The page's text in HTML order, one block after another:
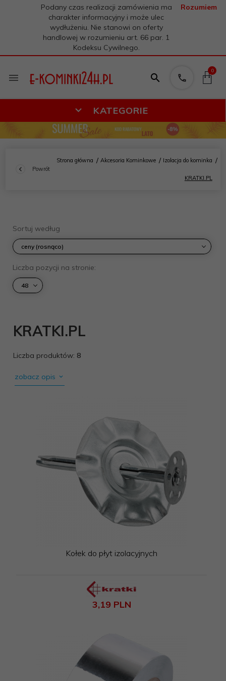
Podany czas realizacji zamówienia ma
charakter informacyjny i może ulec
wydłużeniu. Nie stanowi on oferty
handlowej w rozumieniu art. 66 par. 1
Kodeksu Cywilnego.
Rozumiem
0
KATEGORIE
Powrót
Strona główna Akcesoria Kominkowe Izolacja do kominka
KRATKI.PL
KRATKI.PL
Liczba produktów: 8
Sortuj według
sort
ceny (rosnąco)
Liczba pozycji na stronie:
pop
48
zobacz opis
Kołek do płyt izolacyjnych
3,19 PLN